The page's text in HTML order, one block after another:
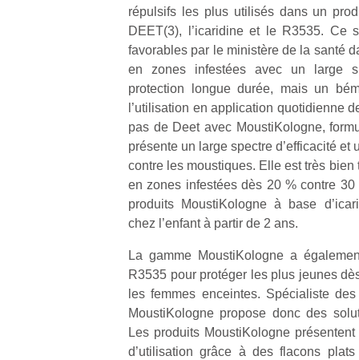
répulsifs les plus utilisés dans un
DEET(3), l’icaridine et le R3535. Ce
favorables par le ministère de la santé
en zones infestées avec un large
protection longue durée, mais un
l’utilisation en application quotidienne
pas de Deet avec MoustiKologne,
présente un large spectre d’efficacité et
contre les moustiques. Elle est très
en zones infestées dès 20 % contre
produits MoustiKologne à base
chez l’enfant à partir de 2 ans.
La gamme MoustiKologne a
R3535 pour protéger les plus jeunes
les femmes enceintes. Spécialiste
MoustiKologne propose donc des
Les produits MoustiKologne
d’utilisation grâce à des flacons